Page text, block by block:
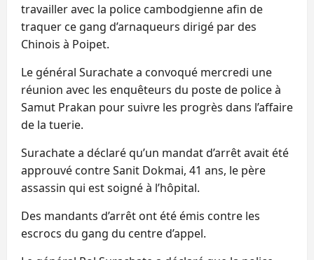
travailler avec la police cambodgienne afin de
traquer ce gang d’arnaqueurs dirigé par des
Chinois à Poipet.
Le général Surachate a convoqué mercredi une
réunion avec les enquêteurs du poste de police à
Samut Prakan pour suivre les progrès dans l’affaire
de la tuerie.
Surachate a déclaré qu’un mandat d’arrêt avait été
approuvé contre Sanit Dokmai, 41 ans, le père
assassin qui est soigné à l’hôpital.
Des mandants d’arrêt ont été émis contre les
escrocs du gang du centre d’appel.